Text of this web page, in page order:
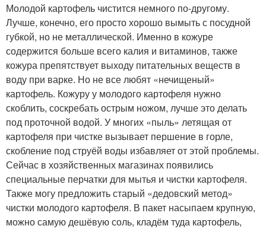
Молодой картофель чистится немного по-другому.
Лучше, конечно, его просто хорошо вымыть с посудной
губкой, но не металлической. Именно в кожуре
содержится больше всего калия и витаминов, также
кожура препятствует выходу питательных веществ в
воду при варке. Но не все любят «нечищеный»
картофель. Кожуру у молодого картофеля нужно
скоблить, соскребать острым ножом, лучше это делать
под проточной водой. У многих «пыль» летящая от
картофеля при чистке вызывает першение в горле,
скобление под струёй воды избавляет от этой проблемы.
Сейчас в хозяйственных магазинах появились
специальные перчатки для мытья и чистки картофеля.
Также могу предложить старый «дедовский метод»
чистки молодого картофеля. В пакет насыпаем крупную,
можно самую дешёвую соль, кладём туда картофель,